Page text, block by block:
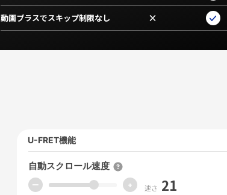
動画プラスでスキップ制限なし ×
U-FRET機能
自動スクロール速度
ー + 速さ 21